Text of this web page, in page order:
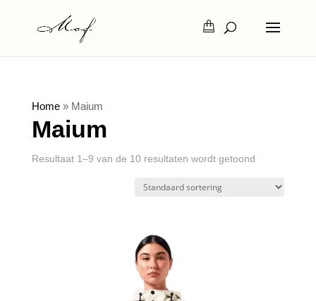
Home» Maium
Maium
Resultaat 1–9 van de 10 resultaten wordt getoond